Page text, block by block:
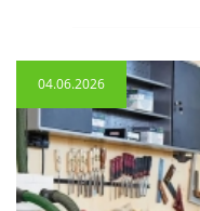
04.06.2026